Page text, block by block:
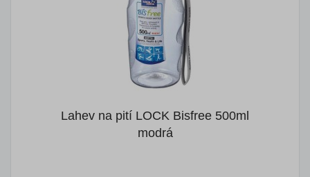
Lahev na pití LOCK Bisfree 500ml
modrá